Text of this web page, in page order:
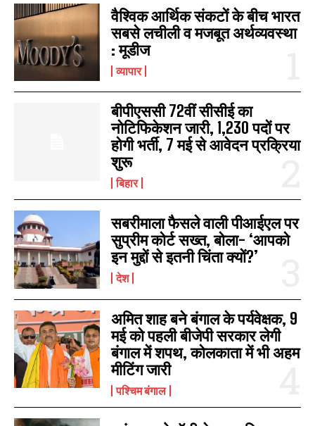
वैश्विक आर्थिक संकटों के बीच भारत
सबसे लचीली व मजबूत अर्थव्यवस्था
: मूडीज
व्यापार
बीपीएससी 72वीं सीसीई का
नोटिफिकेशन जारी, 1,230 पदों पर
होगी भर्ती, 7 मई से आवेदन प्रक्रिया
शुरू
बिहार
सबरीमाला फैसले वाली पीआईएल पर
सुप्रीम कोर्ट सख्त, बोला- ‘आपको
इन मुद्दों से इतनी चिंता क्यों?’
देश
अमित शाह बने बंगाल के पर्यवेक्षक, 9
मई को पहली बीजेपी सरकार लेगी
बंगाल में शपथ, कोलकाता में भी अहम
मीटिंग जारी
पश्चिम बंगाल